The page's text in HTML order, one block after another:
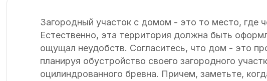
Загородный участок с домом - это то место, где
Естественно, эта территория должна быть
ощущал неудобств. Согласитесь, что дом - это
планируя обустройство своего загородного
оцилиндрованного бревна. Причем, заметьте,